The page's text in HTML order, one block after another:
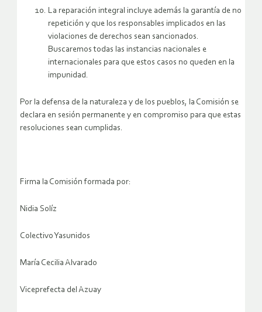
La reparación integral incluye además la garantía de no
repetición y que los responsables implicados en las
violaciones de derechos sean sancionados.
Buscaremos todas las instancias nacionales e
internacionales para que estos casos no queden en la
impunidad.
Por la defensa de la naturaleza y de los pueblos, la Comisión se
declara en sesión permanente y en compromiso para que estas
resoluciones sean cumplidas.
Firma la Comisión formada por:
Nidia Solíz
Colectivo Yasunidos
María Cecilia Alvarado
Viceprefecta del Azuay